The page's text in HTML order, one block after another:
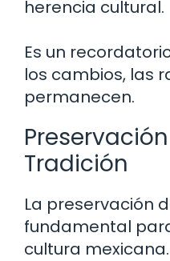
herencia cultural.
Es un
los cambios, las
permanecen.
Tradición
La preservación
fundamental
cultura mexicana.